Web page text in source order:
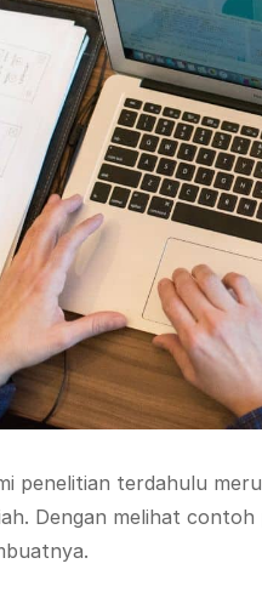
penelitian terdahulu
Dengan melihat